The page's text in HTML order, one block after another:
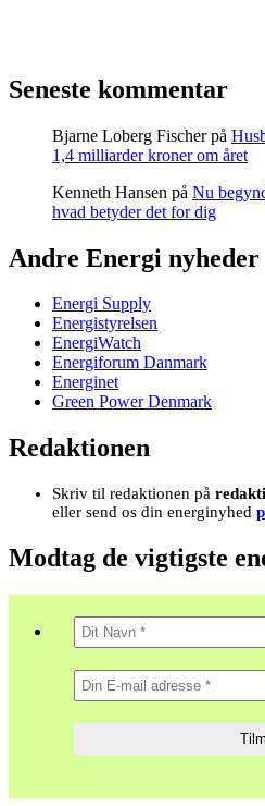
Seneste kommentar
Bjarne Loberg Fischerpå
1,4 milliarder kroner om året
Kenneth Hansen på Nu
hvad betyder det for dig
Andre Energi nyheder
Energi Supply
Energistyrelsen
EnergiWatch
Energiforum Danmark
Energinet
Green Power Denmark
Redaktionen
Skriv til redaktionen på
eller send os din energinyhed
Modtag de vigtigste